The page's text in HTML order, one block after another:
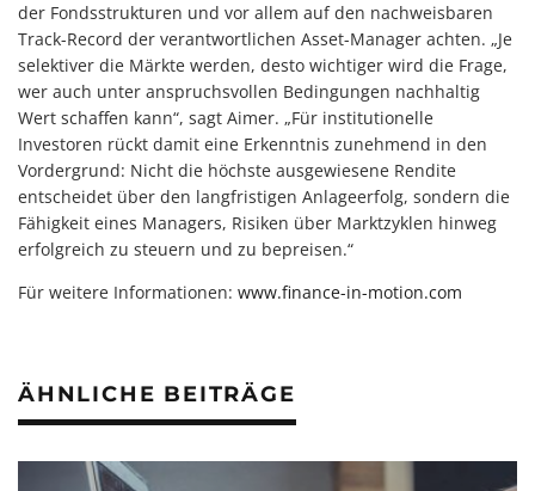
der Fondsstrukturen und vor allem auf den nachweisbaren
Track-Record der verantwortlichen Asset-Manager achten. „Je
selektiver die Märkte werden, desto wichtiger wird die Frage,
wer auch unter anspruchsvollen Bedingungen nachhaltig
Wert schaffen kann“, sagt Aimer. „Für institutionelle
Investoren rückt damit eine Erkenntnis zunehmend in den
Vordergrund: Nicht die höchste ausgewiesene Rendite
entscheidet über den langfristigen Anlageerfolg, sondern die
Fähigkeit eines Managers, Risiken über Marktzyklen hinweg
erfolgreich zu steuern und zu bepreisen.“
Für weitere Informationen: www.finance-in-motion.com
ÄHNLICHE BEITRÄGE